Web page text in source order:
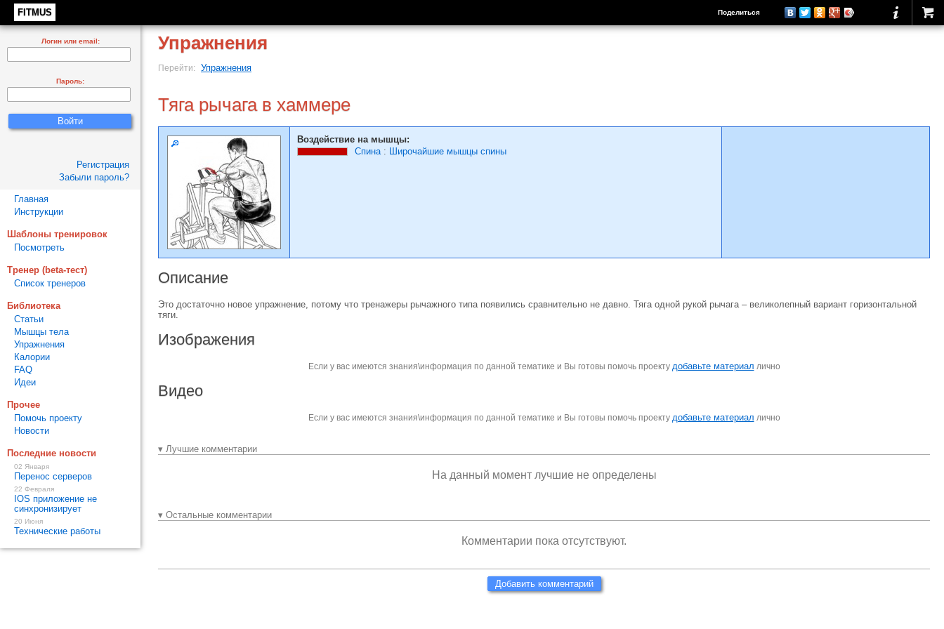
FITMUS Поделиться
Упражнения
Перейти: Упражнения
Тяга рычага в хаммере
Воздействие на мышцы:
Спина: Широчайшие мышцы спины
Описание
Это достаточно новое упражнение, потому что тренажеры рычажного типа появились сравнительно не давно. Тяга одной рукой рычага – великолепный вариант горизонтальной
тяги.
Изображения
Если у вас имеются знания\информация по данной тематике и Вы готовы помочь проекту добавьте материал лично
Видео
Если у вас имеются знания\информация по данной тематике и Вы готовы помочь проекту добавьте материал лично
▾ Лучшие комментарии
На данный момент лучшие не определены
▾ Остальные комментарии
Комментарии пока отсутствуют.
Добавить комментарий
Логин или email:
Пароль:
Регистрация
Забыли пароль?
Главная
Инструкции
Шаблоны тренировок
Посмотреть
Тренер (beta-тест)
Список тренеров
Библиотека
Статьи
Мышцы тела
Упражнения
Калории
FAQ
Идеи
Прочее
Помочь проекту
Новости
Последние новости
02 Января
Перенос серверов
22 Февраля
IOS приложение не
синхронизирует
20 Июня
Технические работы